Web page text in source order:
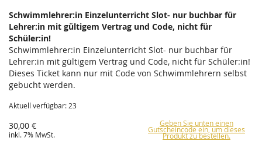
Schwimmlehrer:in Einzelunterricht Slot- nur buchbar für
Lehrer:in mit gültigem Vertrag und Code, nicht für
Schüler:in!
Schwimmlehrer:in Einzelunterricht Slot- nur buchbar für
Lehrer:in mit gültigem Vertrag und Code, nicht für Schüler:in!
Dieses Ticket kann nur mit Code von Schwimmlehrern selbst
gebucht werden.
Aktuell verfügbar: 23
30,00 €
inkl. 7% MwSt.
Geben Sie unten einen
Gutscheincode ein, um dieses
Produkt zu bestellen.